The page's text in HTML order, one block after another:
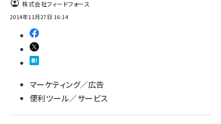
株式会社フィードフォース
2014年11月27日 16:14
マーケティング／広告
便利ツール／サービス